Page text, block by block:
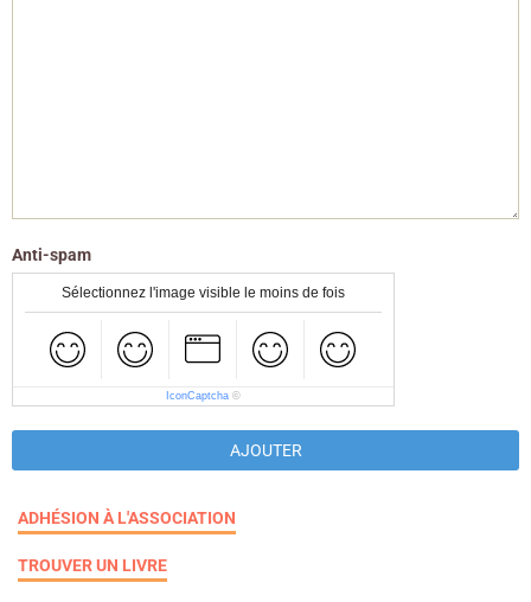
Anti-spam
Sélectionnez l'image visible le moins de fois
IconCaptcha ©
AJOUTER
ADHÉSION À L'ASSOCIATION
TROUVER UN LIVRE